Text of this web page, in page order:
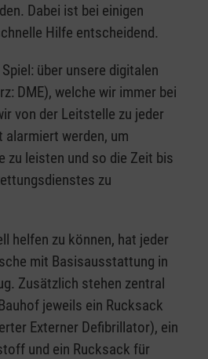
Dabei ist bei einigen
Hilfe entscheidend.
über unsere digitalen
DME), welche wir immer bei
von der Leitstelle zu jeder
alarmiert werden, um
zu leisten und so die Zeit bis
zu
helfen zu können, hat jeder
mit Basisausstattung in
Zusätzlich stehen zentral
jeweils ein Rucksack
Externer Defibrillator), ein
und ein Rucksack für